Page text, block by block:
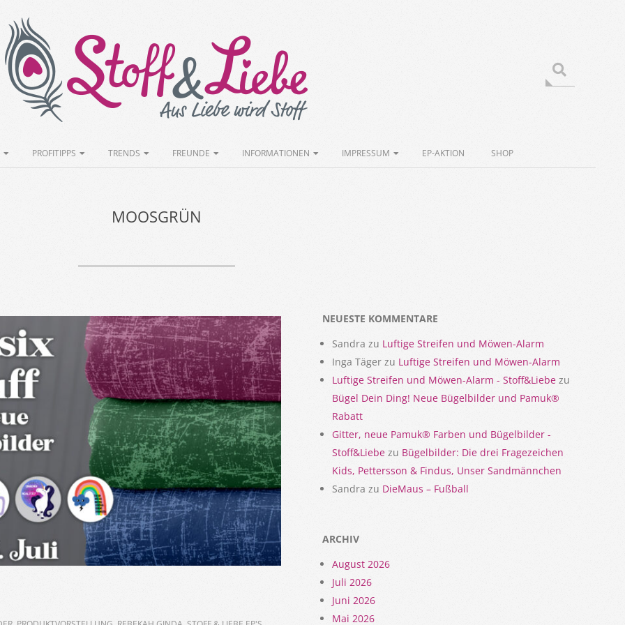
Stoff&Liebe
PROFITIPPS TRENDS FREUNDE INFORMATIONEN IMPRESSUM EP-AKTION SHOP
MOOSGRÜN
NEUESTE KOMMENTARE
Sandra zu Luftige Streifen und Möwen-Alarm
Inga Täger zu Luftige Streifen und Möwen-Alarm
Luftige Streifen und Möwen-Alarm - Stoff&Liebe zu
Bügel Dein Ding! Neue Bügelbilder und Pamuk®
Rabatt
Gitter, neue Pamuk® Farben und Bügelbilder -
Stoff&Liebe zu Bügelbilder: Die drei Fragezeichen
Kids, Pettersson & Findus, Unser Sandmännchen
Sandra zu DieMaus – Fußball
ARCHIV
August 2026
Juli 2026
Juni 2026
Mai 2026